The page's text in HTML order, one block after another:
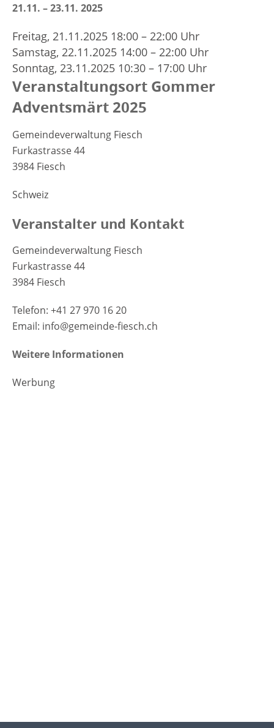
21.11. – 23.11. 2025
Freitag, 21.11.2025 18:00 – 22:00 Uhr
Samstag, 22.11.2025 14:00 – 22:00 Uhr
Sonntag, 23.11.2025 10:30 – 17:00 Uhr
Veranstaltungsort Gommer
Adventsmärt 2025
Gemeindeverwaltung Fiesch
Furkastrasse 44
3984 Fiesch
Schweiz
Veranstalter und Kontakt
Gemeindeverwaltung Fiesch
Furkastrasse 44
3984 Fiesch
Telefon: +41 27 970 16 20
Email: info@gemeinde-fiesch.ch
Weitere Informationen
Werbung